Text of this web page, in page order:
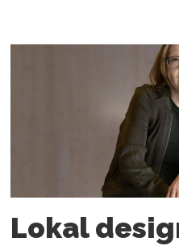
Lokal